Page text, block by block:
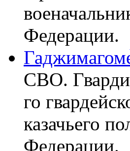
Федерации.
СВО.
го
казачьего
Федерации.